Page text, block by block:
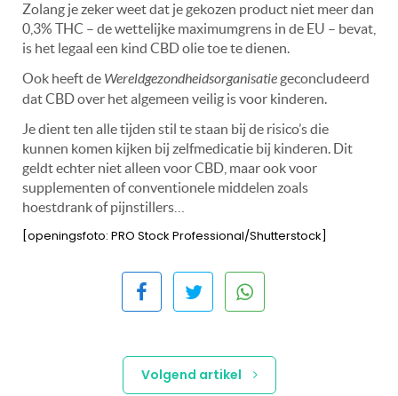
Zolang je zeker weet dat je gekozen product niet meer dan
0,3% THC – de wettelijke maximumgrens in de EU – bevat,
is het legaal een kind CBD olie toe te dienen.
Ook heeft de Wereldgezondheidsorganisatie geconcludeerd
dat CBD over het algemeen veilig is voor kinderen.
Je dient ten alle tijden stil te staan bij de risico’s die
kunnen komen kijken bij zelfmedicatie bij kinderen. Dit
geldt echter niet alleen voor CBD, maar ook voor
supplementen of conventionele middelen zoals
hoestdrank of pijnstillers…
[openingsfoto: PRO Stock Professional/Shutterstock]
Volgend artikel